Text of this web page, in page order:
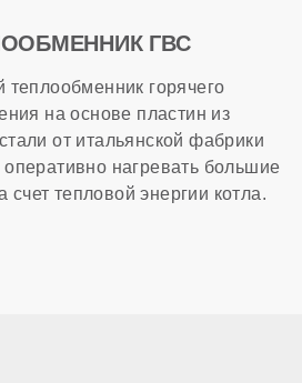
ГВС
теплообменник горячего
на основе пластин из
от итальянской фабрики
нагревать большие
тепловой энергии котла.